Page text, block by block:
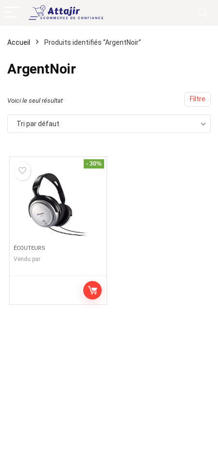
Accueil Produits identifiés “ArgentNoir”
ArgentNoir
Filtre
Voici le seul résultat
Tri par défaut
- 30%
ÉCOUTEURS
Vendu par